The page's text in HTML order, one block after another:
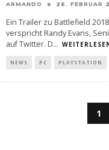
ARMANDO 26. FEBRUAR
Ein Trailer zu Battlefield
verspricht Randy Evans,
auf Twitter. D...
NEWS PC PLAYSTATION
1